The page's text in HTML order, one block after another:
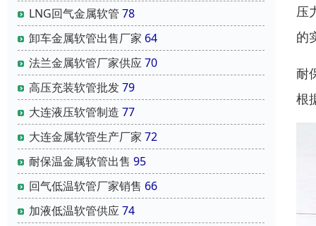
LNG回气金属软管 78
卸车金属软管出售厂家 64
法兰金属软管厂家供应70
高压充装软管批发79
大连液压软管制造 77
大连金属软管生产厂家 72
耐保温金属软管出售 95
回气低温软管厂家销售 66
加液低温软管供应74
压
的
耐
根